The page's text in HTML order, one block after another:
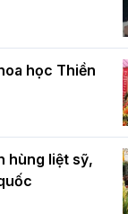
học Thiền
hùng liệt sỹ,